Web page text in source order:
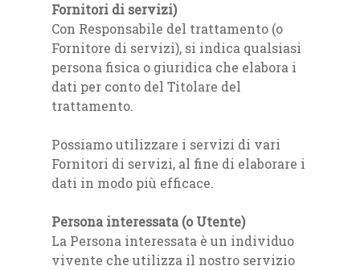
Fornitori di servizi)
Con Responsabile del trattamento (o
Fornitore di servizi), si indica qualsiasi
persona fisica o giuridica che elabora i
dati per conto del Titolare del
trattamento.
Possiamo utilizzare i servizi di vari
Fornitori di servizi, al fine di elaborare i
dati in modo più efficace.
Persona interessata (o Utente)
La Persona interessata è un individuo
vivente che utilizza il nostro servizio